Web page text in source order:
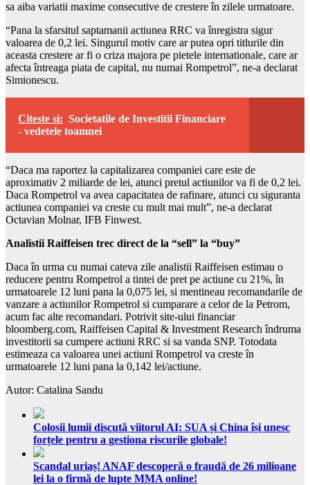
sa aiba variatii maxime consecutive de crestere în zilele urmatoare.
“Pana la sfarsitul saptamanii actiunea RRC va înregistra sigur
valoarea de 0,2 lei. Singurul motiv care ar putea opri titlurile din
aceasta crestere ar fi o criza majora pe pietele internationale, care ar
afecta întreaga piata de capital, nu numai Rompetrol”, ne-a declarat
Simionescu.
Citeste si: Societatile de Investitii Financiare
- vedetele toamnei
“Daca ma raportez la capitalizarea companiei care este de
aproximativ 2 miliarde de lei, atunci pretul actiunilor va fi de 0,2 lei.
Daca Rompetrol va avea capacitatea de rafinare, atunci cu siguranta
actiunea companiei va creste cu mult mai mult”, ne-a declarat
Octavian Molnar, IFB Finwest.
Analistii Raiffeisen trec direct de la “sell” la “buy”
Daca în urma cu numai cateva zile analistii Raiffeisen estimau o
reducere pentru Rompetrol a tintei de pret pe actiune cu 21%, în
urmatoarele 12 luni pana la 0,075 lei, si mentineau recomandarile de
vanzare a actiunilor Rompetrol si cumparare a celor de la Petrom,
acum fac alte recomandari. Potrivit site-ului financiar
bloomberg.com, Raiffeisen Capital & Investment Research îndruma
investitorii sa cumpere actiuni RRC si sa vanda SNP. Totodata
estimeaza ca valoarea unei actiuni Rompetrol va creste în
urmatoarele 12 luni pana la 0,142 lei/actiune.
Autor: Catalina Sandu
Colosii lumii discută viitorul AI: SUA și China își unesc
forțele pentru a gestiona riscurile globale!
Scandal uriaș! ANAF descoperă o fraudă de 26 milioane
lei la o firmă de lupte MMA online!